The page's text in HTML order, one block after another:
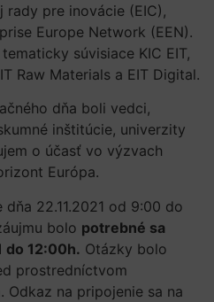
pre inovácie (EIC),
Europe Network (EEN).
súvisiace KIC EIT,
Raw Materials a EIT Digital.
dňa boli vedci,
inštitúcie, univerzity
o účasť vo výzvach
Európa.
22.11.2021 od 9:00 do
bolo potrebné sa
do 12:00h. Otázky bolo
prostredníctvom
Odkaz na pripojenie sa na